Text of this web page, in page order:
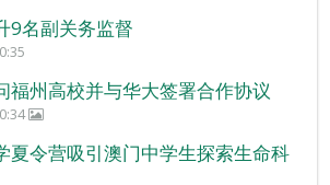
9名副关务监督
福州高校并与华大签署合作协议
夏令营吸引澳门中学生探索生命科